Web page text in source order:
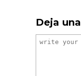
Deja